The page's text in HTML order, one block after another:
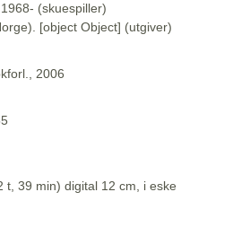
(skuespiller)
[object Object] (utgiver)
2006
t, 39 min) digital 12 cm, i eske